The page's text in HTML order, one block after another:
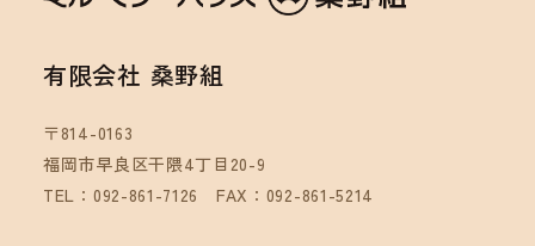
有限会社 桑野組
〒814-0163
福岡市早良区干隈4丁目20-9
TEL：092-861-7126
FAX：092-861-5214